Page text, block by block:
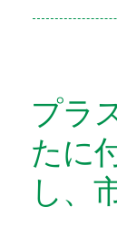
プラ
たに
し、